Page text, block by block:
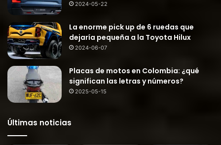
2024-05-22
La enorme pick up de 6 ruedas que
dejaría pequeña a la Toyota Hilux
2024-06-07
Placas de motos en Colombia: ¿qué
significan las letras y números?
2025-05-15
Últimas noticias